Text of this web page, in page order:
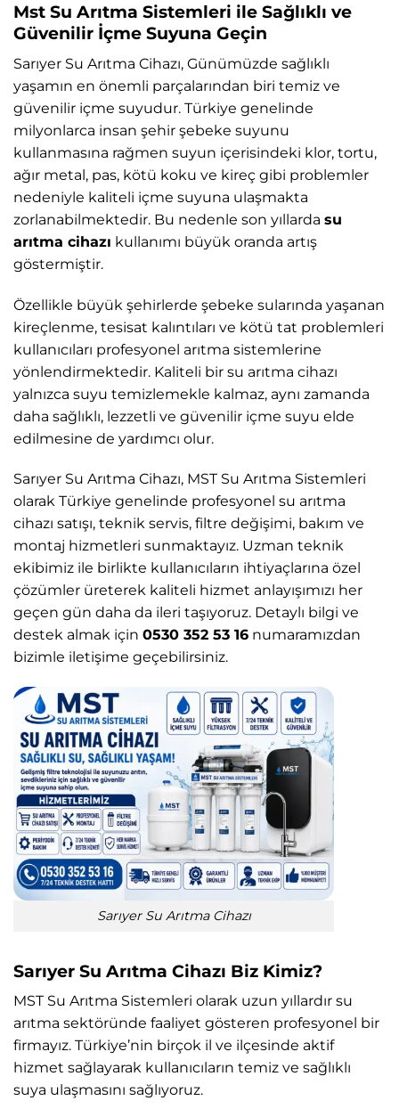
Mst Su Arıtma Sistemleri ile Sağlıklı ve
Güvenilir İçme Suyuna Geçin
Sarıyer Su Arıtma Cihazı, Günümüzde sağlıklı
yaşamın en önemli parçalarından biri temiz ve
güvenilir içme suyudur. Türkiye genelinde
milyonlarca insan şehir şebeke suyunu
kullanmasına rağmen suyun içerisindeki klor, tortu,
ağır metal, pas, kötü koku ve kireç gibi problemler
nedeniyle kaliteli içme suyuna ulaşmakta
zorlanabilmektedir. Bu nedenle son yıllarda su
arıtma cihazı kullanımı büyük oranda artış
göstermiştir.
Özellikle büyük şehirlerde şebeke sularında yaşanan
kireçlenme, tesisat kalıntıları ve kötü tat problemleri
kullanıcıları profesyonel arıtma sistemlerine
yönlendirmektedir. Kaliteli bir su arıtma cihazı
yalnızca suyu temizlemekle kalmaz, aynı zamanda
daha sağlıklı, lezzetli ve güvenilir içme suyu elde
edilmesine de yardımcı olur.
Sarıyer Su Arıtma Cihazı, MST Su Arıtma Sistemleri
olarak Türkiye genelinde profesyonel su arıtma
cihazı satışı, teknik servis, filtre değişimi, bakım ve
montaj hizmetleri sunmaktayız. Uzman teknik
ekibimiz ile birlikte kullanıcıların ihtiyaçlarına özel
çözümler üreterek kaliteli hizmet anlayışımızı her
geçen gün daha da ileri taşıyoruz. Detaylı bilgi ve
destek almak için 0530 352 53 16 numaramızdan
bizimle iletişime geçebilirsiniz.
Sarıyer Su Arıtma Cihazı
Sarıyer Su Arıtma Cihazı Biz Kimiz?
MST Su Arıtma Sistemleri olarak uzun yıllardır su
arıtma sektöründe faaliyet gösteren profesyonel bir
firmayız. Türkiye’nin birçok il ve ilçesinde aktif
hizmet sağlayarak kullanıcıların temiz ve sağlıklı
suya ulaşmasını sağlıyoruz.